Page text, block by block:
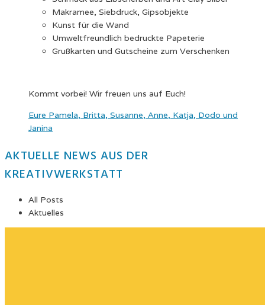
Makramee, Siebdruck, Gipsobjekte
Kunst für die Wand
Umweltfreundlich bedruckte Papeterie
Grußkarten und Gutscheine zum Verschenken
Kommt vorbei! Wir freuen uns auf Euch!
Eure Pamela, Britta, Susanne, Anne, Katja, Dodo und
Janina
AKTUELLE NEWS AUS DER
KREATIVWERKSTATT
All Posts
Aktuelles